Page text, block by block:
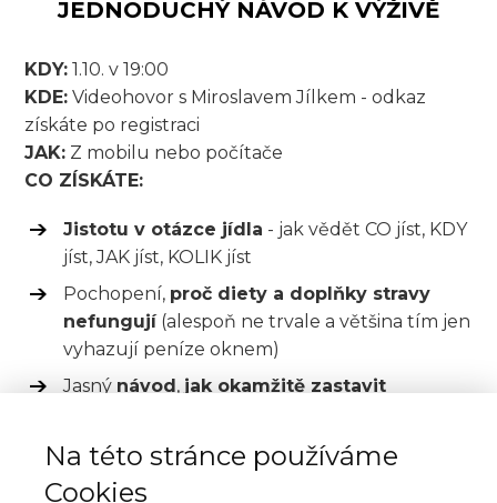
JEDNODUCHÝ NÁVOD K VÝŽIVĚ
KDY: 1.10. v 19:00
KDE: Videohovor s Miroslavem Jílkem - odkaz
získáte po registraci
JAK: Z mobilu nebo počítače
CO ZÍSKÁTE:
Jistotu v otázce jídla - jak vědět CO jíst, KDY
jíst, JAK jíst, KOLIK jíst
Pochopení, proč diety a doplňky stravy
nefungují(alespoň ne trvale a většina tím jen
vyhazují peníze oknem)
Jasný návod , jak okamžitě zastavit
Je to známka podvýživy)
Jak zase jíst naprostou většinu jídel, ikdyž
Na této stránce používáme
Cookies